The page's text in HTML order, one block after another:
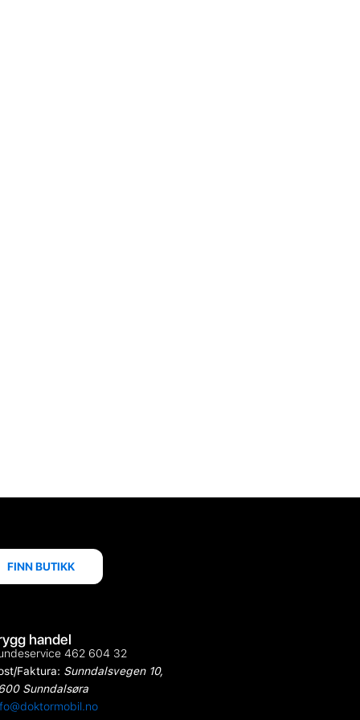
FINN BUTIKK
handel
462 604 32
Faktura: Sunndalsvegen 10,
Sunndalsøra